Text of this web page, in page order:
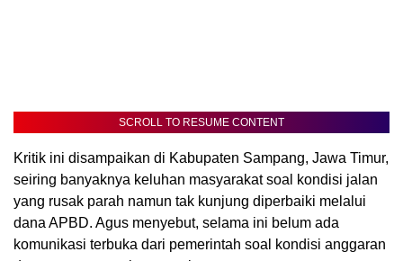
SCROLL TO RESUME CONTENT
Kritik ini disampaikan di Kabupaten Sampang, Jawa Timur,
seiring banyaknya keluhan masyarakat soal kondisi jalan
yang rusak parah namun tak kunjung diperbaiki melalui
dana APBD. Agus menyebut, selama ini belum ada
komunikasi terbuka dari pemerintah soal kondisi anggaran